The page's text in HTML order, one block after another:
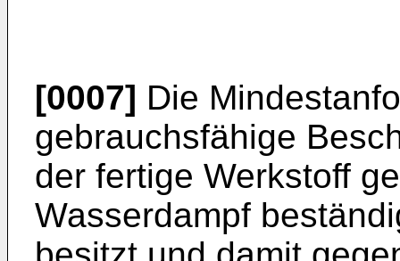
[0007] Die
gebrauchsfähige
der fertige Werkstoff
Wasserdampf